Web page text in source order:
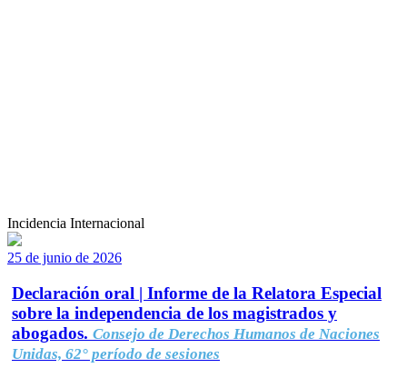
Incidencia Internacional
25 de junio de 2026
Declaración oral | Informe de la Relatora Especial
sobre la independencia de los magistrados y
abogados. Consejo de Derechos Humanos de Naciones
Unidas, 62° período de sesiones